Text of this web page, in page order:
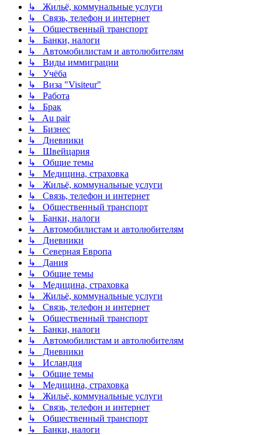
↳ Жильё, коммунальные услуги
↳ Связь, телефон и интернет
↳ Общественный транспорт
↳ Банки, налоги
↳ Автомобилистам и автолюбителям
↳ Виды иммиграции
↳ Учёба
↳ Виза "Visiteur"
↳ Работа
↳ Брак
↳ Au pair
↳ Бизнес
↳ Дневники
↳ Швейцария
↳ Общие темы
↳ Медицина, страховка
↳ Жильё, коммунальные услуги
↳ Связь, телефон и интернет
↳ Общественный транспорт
↳ Банки, налоги
↳ Автомобилистам и автолюбителям
↳ Дневники
↳ Северная Европа
↳ Дания
↳ Общие темы
↳ Медицина, страховка
↳ Жильё, коммунальные услуги
↳ Связь, телефон и интернет
↳ Общественный транспорт
↳ Банки, налоги
↳ Автомобилистам и автолюбителям
↳ Дневники
↳ Исландия
↳ Общие темы
↳ Медицина, страховка
↳ Жильё, коммунальные услуги
↳ Связь, телефон и интернет
↳ Общественный транспорт
↳ Банки, налоги